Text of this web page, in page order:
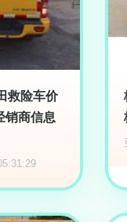
救险车价
销商信息